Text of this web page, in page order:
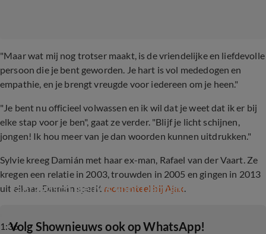
"Maar wat mij nog trotser maakt, is de vriendelijke en liefdevolle
persoon die je bent geworden. Je hart is vol mededogen en
empathie, en je brengt vreugde voor iedereen om je heen."
"Je bent nu officieel volwassen en ik wil dat je weet dat ik er bij
elke stap voor je ben", gaat ze verder. "Blijf je licht schijnen,
jongen! Ik hou meer van je dan woorden kunnen uitdrukken."
Sylvie kreeg Damián met haar ex-man, Rafael van der Vaart. Ze
kregen een relatie in 2003, trouwden in 2005 en gingen in 2013
uit elkaar. Damián speelt momenteel bij Ajax.
1:36
Fantastisch nieuws voor Damián van der Vaart
‎Volg Shownieuws ook op WhatsApp!